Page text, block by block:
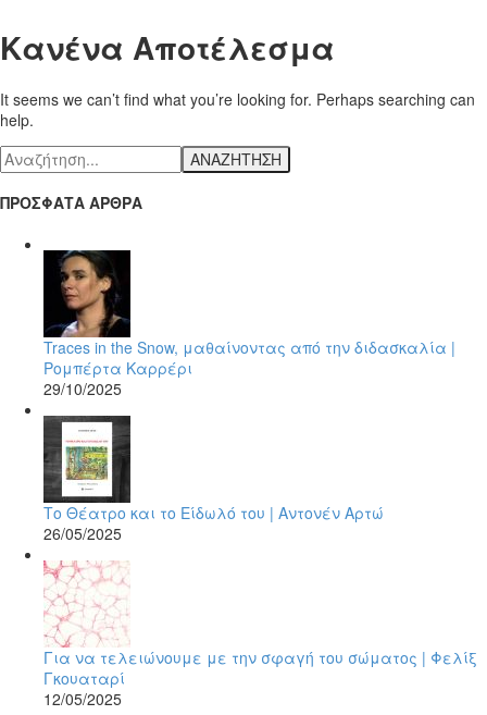
Κανένα Αποτέλεσμα
It seems we can’t find what you’re looking for. Perhaps searching can
help.
ΑΝΑΖΗΤΗΣΗ
ΠΡΟΣΦΑΤΑ ΑΡΘΡΑ
Traces in the Snow, μαθαίνοντας από την διδασκαλία |
Ρομπέρτα Καρρέρι
29/10/2025
Το Θέατρο και το Είδωλό του | Αντονέν Αρτώ
26/05/2025
Για να τελειώνουμε με την σφαγή του σώματος | Φελίξ
Γκουαταρί
12/05/2025